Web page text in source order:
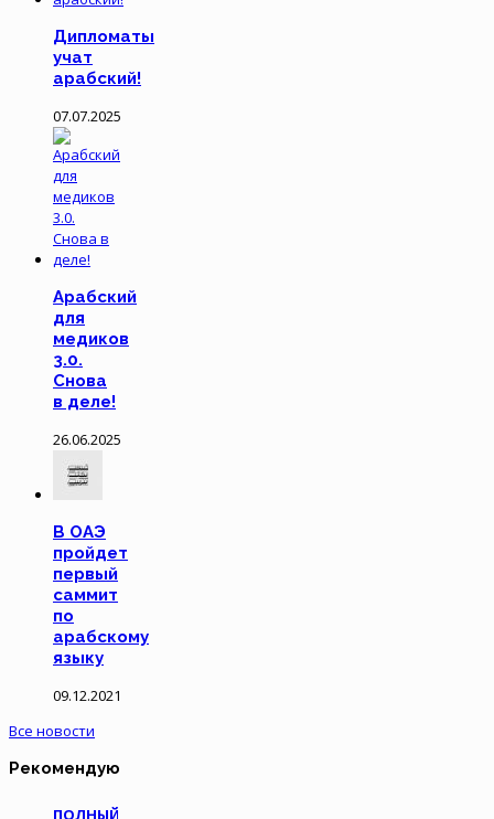
Дипломаты
учат
арабский!
07.07.2025
Арабский
для
медиков
3.0.
Снова
в деле!
26.06.2025
В ОАЭ
пройдет
первый
саммит
по
арабскому
языку
09.12.2021
Все новости
Рекомендую